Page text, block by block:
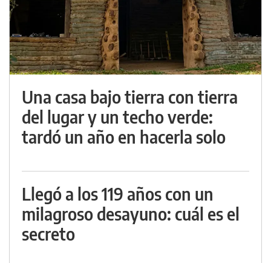
Una casa bajo tierra con tierra
del lugar y un techo verde:
tardó un año en hacerla solo
Llegó a los 119 años con un
milagroso desayuno: cuál es el
secreto